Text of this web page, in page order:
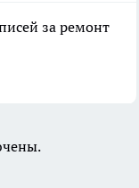
за ремонт